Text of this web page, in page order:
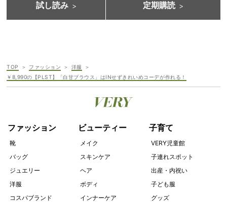
試し読み 定期購読
TOP ファッション
洋服
￥8,990の【PLST】「白甘ブラウス」はINせずきれいめコーデが作れる！
ファッション
靴
バッグ
ジュエリー
洋服
コスパブランド
ビューティー
メイク
スキンケア
ヘア
ボディ
インナーケア
子育て
VERY児童館
子連れスポット
出産・内祝い
子ども服
グッズ